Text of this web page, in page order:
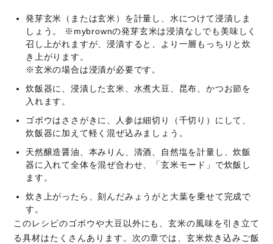
発芽玄米（または玄米）を計量し、水につけて浸漬しま
しょう。 ※mybrownの発芽玄米は浸漬なしでも美味しく
召し上がれますが、浸漬すると、より一層もっちりと炊
き上がります。
※玄米の場合は浸漬が必要です。
炊飯器に、浸漬した玄米、水煮大豆、昆布、かつお節を
入れます。
ゴボウはささがきに、人参は細切り（千切り）にして、
炊飯器に加えて軽く混ぜ込みましょう。
天然醸造醤油、本みりん、清酒、自然塩を計量し、炊飯
器に入れて全体を混ぜ合わせ、「玄米モード」で炊飯し
ます。
炊き上がったら、刻んだみょうがと大葉を乗せて完成で
す。
このレシピのゴボウや大豆以外にも、玄米の風味を引き立て
る具材はたくさんあります。次の章では、玄米炊き込みご飯